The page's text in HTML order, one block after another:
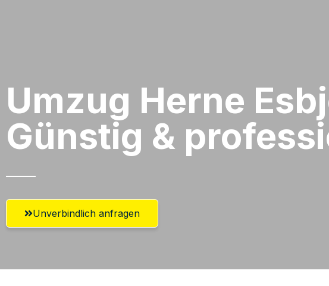
Umzug Herne​
Günstig &
Unverbindlich anfragen